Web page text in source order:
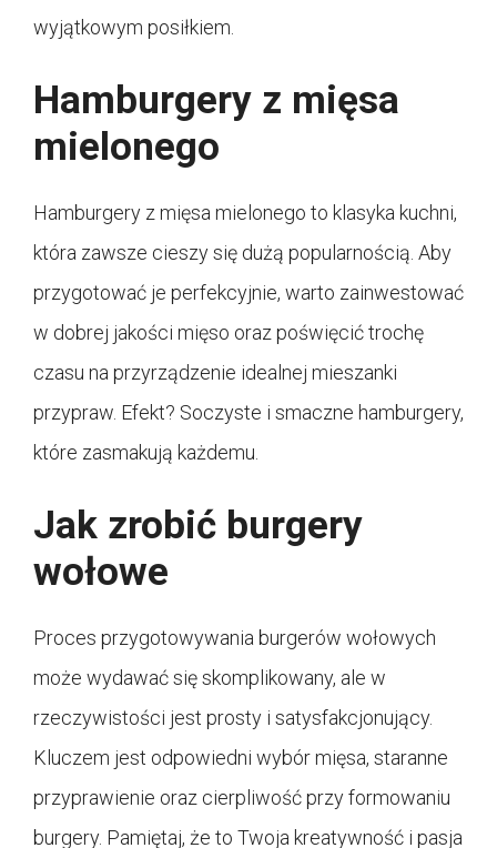
wyjątkowym posiłkiem.
Hamburgery z mięsa
mielonego
Hamburgery z mięsa mielonego to klasyka kuchni,
która zawsze cieszy się dużą popularnością. Aby
przygotować je perfekcyjnie, warto zainwestować
w dobrej jakości mięso oraz poświęcić trochę
czasu na przyrządzenie idealnej mieszanki
przypraw. Efekt? Soczyste i smaczne hamburgery,
które zasmakują każdemu.
Jak zrobić burgery
wołowe
Proces przygotowywania burgerów wołowych
może wydawać się skomplikowany, ale w
rzeczywistości jest prosty i satysfakcjonujący.
Kluczem jest odpowiedni wybór mięsa, staranne
przyprawienie oraz cierpliwość przy formowaniu
burgery. Pamiętaj, że to Twoja kreatywność i pasja